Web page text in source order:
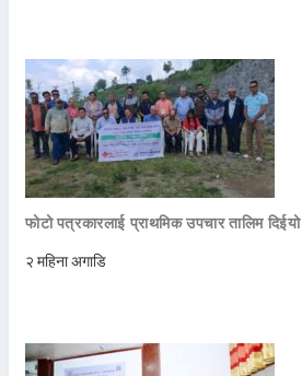
फोटो पत्रकारलाई प्राथमिक उपचार तालिम दिईयो
२ महिना अगाडि